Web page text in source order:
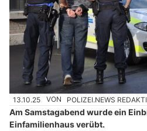
13.10.25 VON POLIZEI.NEWS
Am Samstagabend wurde ein
Einfamilienhaus verübt.